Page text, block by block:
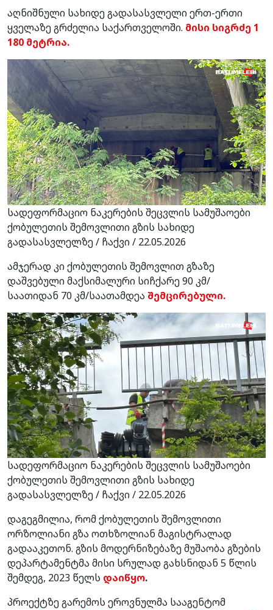
აღნიშნული სახიდე გადასასვლელი ერთ-ერთი
ყველაზე გრძელია საქართველოში. მისი სიგრძე 1
180 მეტრია.
სადეფორმაციო ნაკერების შეცვლის სამუშაოები
ქობულეთის შემოვლითი გზის სახიდე
გადასასვლელზე / ჩაქვი / 22.05.2026
ამჯერად კი ქობულეთის შემოვლით გზაზე
დაშვებული მაქსიმალური სიჩქარე 90 კმ/
საათიდან 70 კმ/საათამდეა შემცირებული.
სადეფორმაციო ნაკერების შეცვლის სამუშაოები
ქობულეთის შემოვლითი გზის სახიდე
გადასასვლელზე / ჩაქვი / 22.05.2026
დაგეგმილია, რომ ქობულეთის შემოვლითი
ორზოლიანი გზა ოთხზოლიან მაგისტრალად
გადააკეთონ. გზის მოდერნიზებაზე მუშაობა გზების
დეპარტამენტმა მისი სრულად გახსნიდან 5 წლის
შემდეგ, 2023 წელს დაიწყო.
პროექტზე გარემოს ეროვნულმა სააგენტომ